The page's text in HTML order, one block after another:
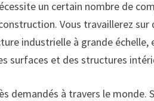
un certain nombre de
Vous travaillerez
industrielle à grande
surfaces et des structures
demandés à travers le monde.